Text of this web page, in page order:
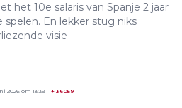
het 10e salaris van Spanje 2 jaar
spelen. En lekker stug niks
visie
2026 om 13:39 + 36059